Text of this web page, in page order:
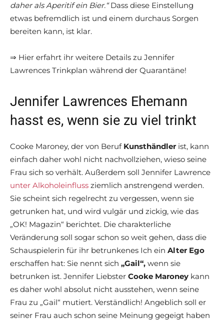
daher als Aperitif ein Bier.“Dass diese Einstellung
etwas befremdlich ist und einem durchaus Sorgen
bereiten kann, ist klar.
⇒ Hier erfahrt ihr weitere Details zu Jennifer
Lawrences Trinkplan während der Quarantäne!
Jennifer Lawrences Ehemann
hasst es, wenn sie zu viel trinkt
Cooke Maroney, der von Beruf Kunsthändler ist, kann
einfach daher wohl nicht nachvollziehen, wieso seine
Frau sich so verhält. Außerdem soll Jennifer Lawrence
unter Alkoholeinfluss ziemlich anstrengend werden.
Sie scheint sich regelrecht zu vergessen, wenn sie
getrunken hat, und wird vulgär und zickig, wie das
„OK! Magazin“ berichtet. Die charakterliche
Veränderung soll sogar schon so weit gehen, dass die
Schauspielerin für ihr betrunkenes Ich ein Alter Ego
erschaffen hat: Sie nennt sich „Gail“, wenn sie
betrunken ist. Jennifer Liebster Cooke Maroney kann
es daher wohl absolut nicht ausstehen, wenn seine
Frau zu „Gail“ mutiert. Verständlich! Angeblich soll er
seiner Frau auch schon seine Meinung gegeigt haben